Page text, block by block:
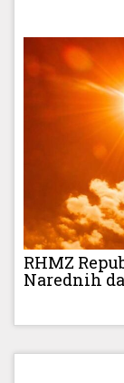
RHMZ
Narednih